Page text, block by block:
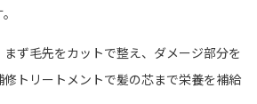
ず毛先をカットで整え、ダメージ部分を
修トリートメントで髪の芯まで栄養を補給